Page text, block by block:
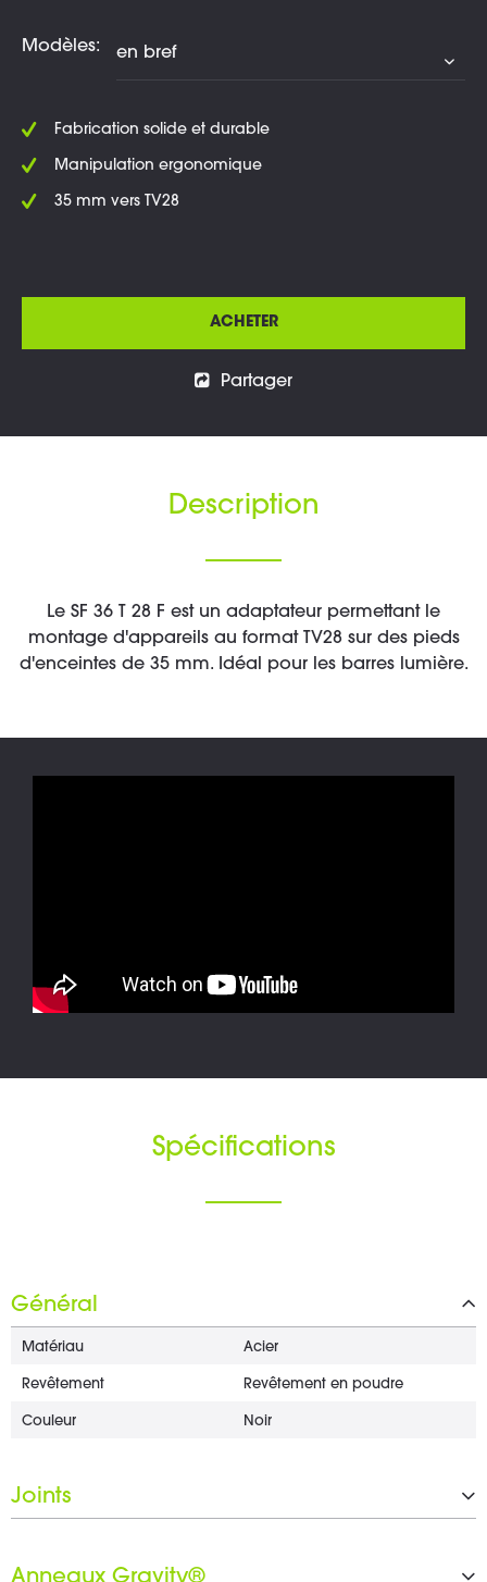
Modèles:
Fabrication solide et durable
Manipulation ergonomique
35 mm vers TV28
ACHETER
Partager
Description
Le SF 36 T 28 F est un adaptateur permettant le
montage d'appareils au format TV28 sur des pieds
d'enceintes de 35 mm. Idéal pour les barres lumière.
Spécifications
Général
Matériau Acier
Revêtement Revêtement en poudre
Couleur Noir
Joints
Jusqu'à